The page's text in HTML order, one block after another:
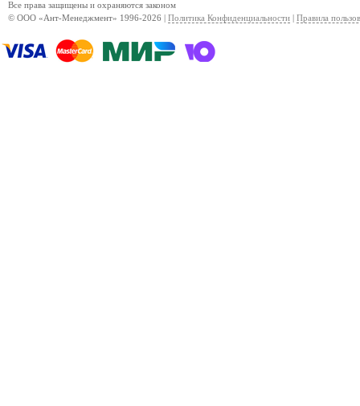
Все права защищены и охраняются законом
© ООО «Ант-Менеджмент» 1996-2026 | Политика Конфиденциальности Правила